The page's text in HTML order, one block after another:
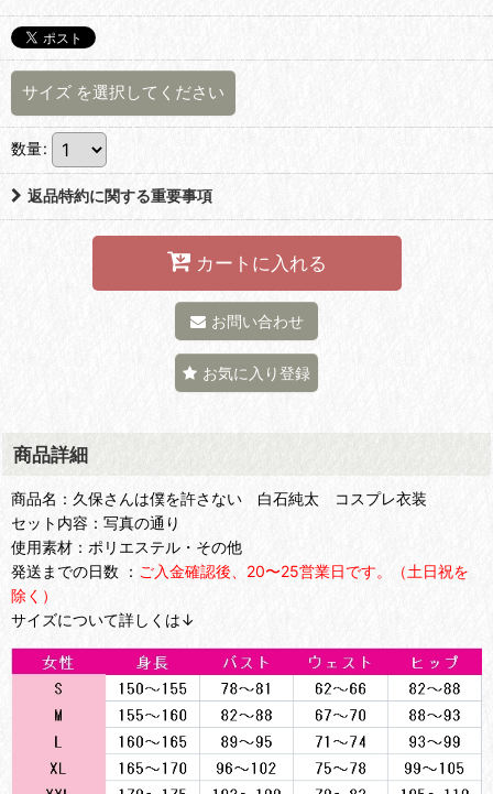
サイズ を選択してください
数量:
返品特約に関する重要事項
カートに入れる
お問い合わせ
お気に入り登録
商品詳細
商品名：久保さんは僕を許さない 白石純太 コスプレ衣装
セット内容：写真の通り
使用素材：ポリエステル・その他
発送までの日数 ： ご入金確認後、20〜25営業日です。（土日祝を
除く）
サイズについて詳しくは↓